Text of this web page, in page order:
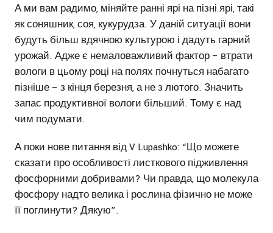
А ми вам радимо, міняйте ранні ярі на пізні ярі, такі
як соняшник, соя, кукурудза. У даній ситуації вони
будуть більш вдячною культурою і дадуть гарний
урожай. Адже є немаловажливий фактор – втрати
вологи в цьому році на полях почнуться набагато
пізніше – з кінця березня, а не з лютого. Значить
запас продуктивної вологи більший. Тому є над
чим подумати.
А поки нове питання від V Lupashko: “Що можете
сказати про особливості листкового підживлення
фосфорними добривами? Чи правда, що молекула
фосфору надто велика і рослина фізично не може
її поглинути? Дякую”.